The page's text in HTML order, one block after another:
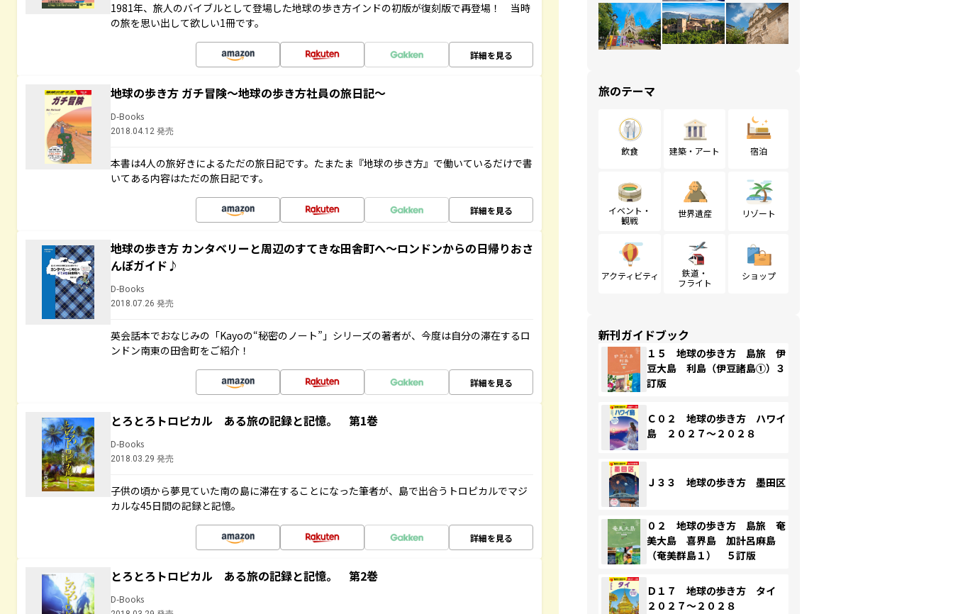
1981年、旅人のバイブルとして登場した地球の歩き方インドの初版が復刻版で再登場！ 当時
の旅を思い出して欲しい1冊です。
詳細を見る
地球の歩き方 ガチ冒険～地球の歩き方社員の旅日記～
D-Books
2018.04.12 発売
本書は4人の旅好きによるただの旅日記です。たまたま『地球の歩き方』で働いているだけで書
いてある内容はただの旅日記です。
詳細を見る
地球の歩き方 カンタベリーと周辺のすてきな田舎町へ～ロンドンからの日帰りおさ
んぽガイド♪
D-Books
2018.07.26 発売
英会話本でおなじみの「Kayoの“秘密のノート”」シリーズの著者が、今度は自分の滞在するロ
ンドン南東の田舎町をご紹介！
詳細を見る
とろとろトロピカル ある旅の記録と記憶。 第1巻
D-Books
2018.03.29 発売
子供の頃から夢見ていた南の島に滞在することになった筆者が、島で出合うトロピカルでマジ
カルな45日間の記録と記憶。
詳細を見る
とろとろトロピカル ある旅の記録と記憶。 第2巻
D-Books
旅のテーマ
飲食 建築・アート 宿泊
イベント・
観戦
世界遺産 リゾート
アクティビティ
鉄道・
フライト
ショップ
新刊ガイドブック
１５ 地球の歩き方 島旅 伊
豆大島 利島（伊豆諸島①）３
訂版
Ｃ０２ 地球の歩き方 ハワイ
島 ２０２７～２０２８
Ｊ３３ 地球の歩き方 墨田区
０２ 地球の歩き方 島旅 奄
美大島 喜界島 加計呂麻島
（奄美群島１） ５訂版
Ｄ１７ 地球の歩き方 タイ
２０２７～２０２８